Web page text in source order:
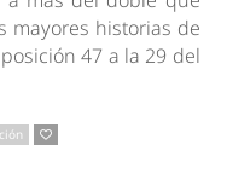
mayores historias de
47 a la 29 del